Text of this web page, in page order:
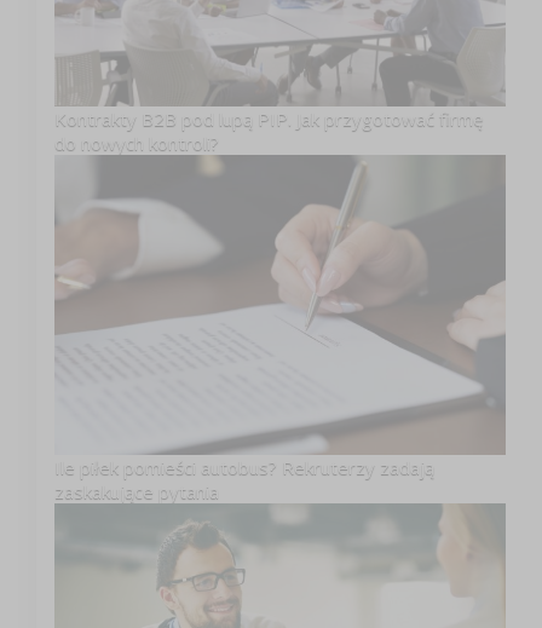
Kontrakty B2B pod lupą PIP. Jak przygotować firmę
do nowych kontroli?
Ile piłek pomieści autobus? Rekruterzy zadają
zaskakujące pytania